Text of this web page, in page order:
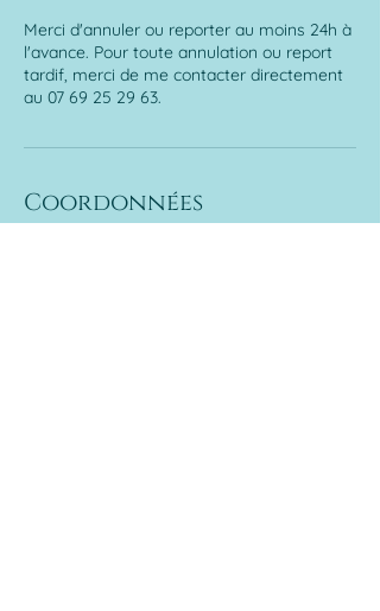
Merci d'annuler ou reporter au moins 24h à
l'avance. Pour toute annulation ou report
tardif, merci de me contacter directement
au 07 69 25 29 63.
Coordonnées